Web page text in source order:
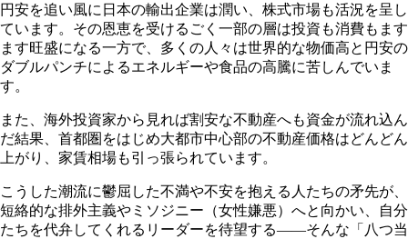
円安を追い風に日本の輸出企業は潤い、株式市場も活況を呈し
ています。その恩恵を受けるごく一部の層は投資も消費もます
ます旺盛になる一方で、多くの人々は世界的な物価高と円安の
ダブルパンチによるエネルギーや食品の高騰に苦しんでいま
す。
また、海外投資家から見れば割安な不動産へも資金が流れ込ん
だ結果、首都圏をはじめ大都市中心部の不動産価格はどんどん
上がり、家賃相場も引っ張られています。
こうした潮流に鬱屈した不満や不安を抱える人たちの矛先が、
短絡的な排外主義やミソジニー（女性嫌悪）へと向かい、自分
たちを代弁してくれるリーダーを待望する――そんな「八つ当